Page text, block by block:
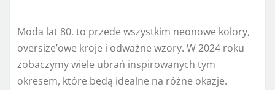
Moda lat 80. to przede wszystkim neonowe kolory,
oversize’owe kroje i odważne wzory. W 2024 roku
zobaczymy wiele ubrań inspirowanych tym
okresem, które będą idealne na różne okazje.